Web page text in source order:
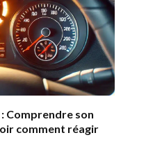
Comprendre son
comment réagir